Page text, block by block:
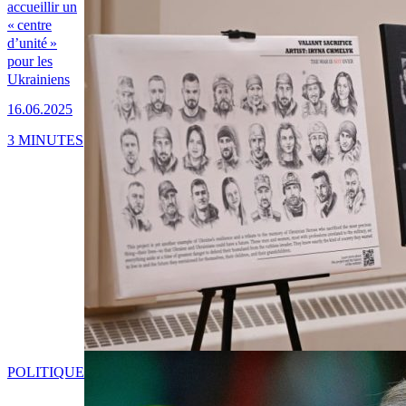
accueillir un
« centre
d’unité »
pour les
Ukrainiens
16.06.2025
3 MINUTES
POLITIQUE